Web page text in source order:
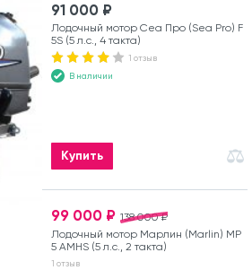
91 000 ₽
Лодочный мотор Сеа Про (Sea Pro) F
5S (5 л.с., 4 такта)
1 отзыв
В наличии
Купить
138 000 ₽
99 000 ₽
Лодочный мотор Марлин (Marlin) MP
5 AMHS (5 л.с., 2 такта)
1 отзыв